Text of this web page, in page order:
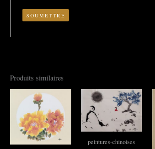
Produits similaires
peintures-chinoises